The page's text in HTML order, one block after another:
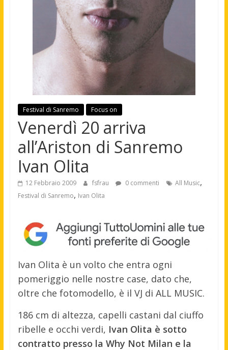
Festival di Sanremo Focus on
Venerdì 20 arriva
all’Ariston di Sanremo
Ivan Olita
12 Febbraio 2009 fsfrau 0 commenti All Music,
Festival di Sanremo, Ivan Olita
Ivan Olita è un volto che entra ogni
pomeriggio nelle nostre case, dato che,
oltre che fotomodello, è il VJ di ALL MUSIC.
186 cm di altezza, capelli castani dal ciuffo
ribelle e occhi verdi, Ivan Olita è sotto
contratto presso la Why Not Milan e la